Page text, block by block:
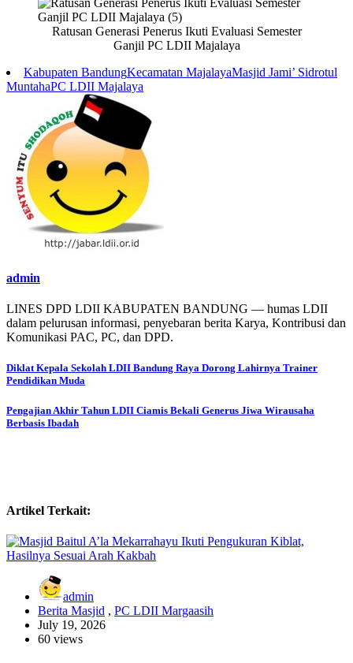
Ratusan Generasi Penerus Ikuti Evaluasi Semester
Ganjil PC LDII Majalaya
Kabupaten BandungKecamatan MajalayaMasjid Jami’ Sidrotul
MuntahaPC LDII Majalaya
admin
LINES DPD LDII KABUPATEN BANDUNG — humas LDII
dalam pelurusan informasi, penyebaran berita Karya, Kontribusi dan
Komunikasi PAC, PC, dan DPD.
Post
Diklat Kepala Sekolah LDII Bandung Raya Dorong Lahirnya Trainer
Pendidikan Muda
Pengajian Akhir Tahun LDII Ciamis Bekali Generus Jiwa Wirausaha
Berbasis Ibadah
Artikel Terkait:
admin
Berita Masjid , PC LDII Margaasih
July 19, 2026
60 views